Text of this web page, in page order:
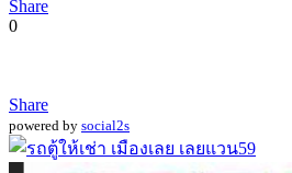
Share
0
Share
powered by social2s